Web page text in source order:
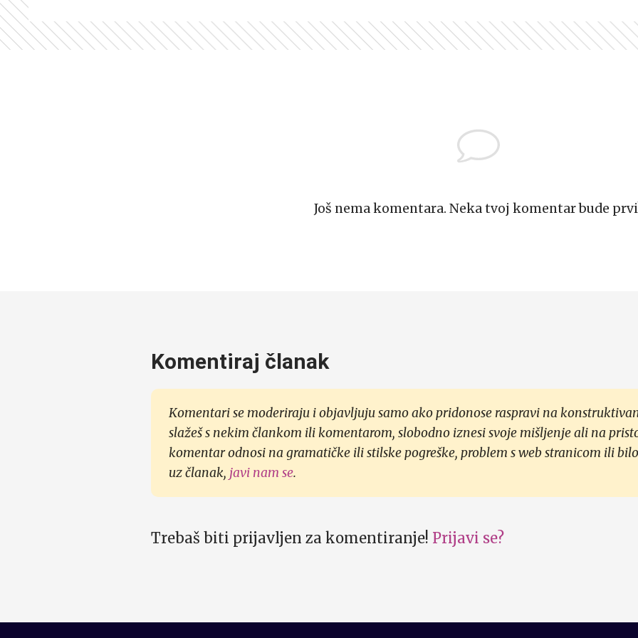
Još nema komentara. Neka tvoj komentar bude
Komentiraj članak
Komentari se moderiraju i objavljuju samo ako pridonose raspravi na
slažeš s nekim člankom ili komentarom, slobodno iznesi svoje mišljenje ali na
komentar odnosi na gramatičke ili stilske pogreške, problem s web stranicom ili
uz članak, javi nam se.
Trebaš biti prijavljen za komentiranje! Prijavi se?